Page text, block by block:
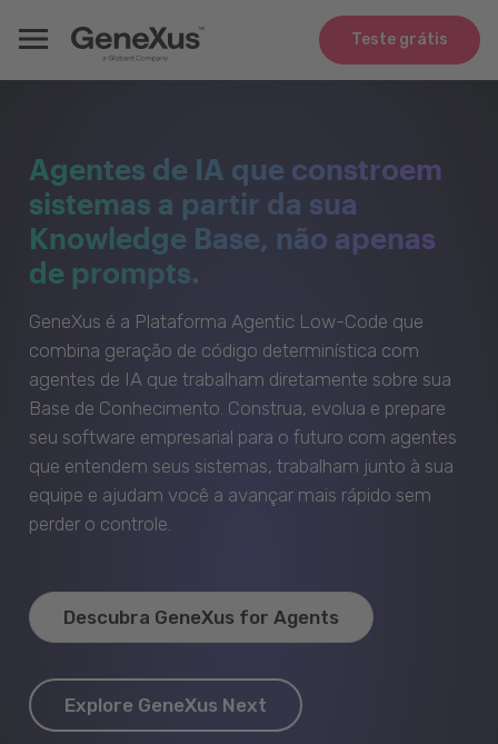
Teste grátis
Agentes de IA que constroem
sistemas a partir da sua
Knowledge Base, não apenas
de prompts.
GeneXus é a Plataforma Agentic Low-Code que
combina geração de código determinística com
agentes de IA que trabalham diretamente sobre sua
Base de Conhecimento. Construa, evolua e prepare
seu software empresarial para o futuro com agentes
que entendem seus sistemas, trabalham junto à sua
equipe e ajudam você a avançar mais rápido sem
perder o controle.
Descubra GeneXus for Agents
Explore GeneXus Next